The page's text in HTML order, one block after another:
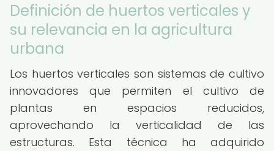
Definición de huertos verticales y
su relevancia en la agricultura
urbana
Los huertos verticales son sistemas de cultivo
innovadores que permiten el cultivo de
plantas en espacios reducidos,
aprovechando la verticalidad de las
estructuras. Esta técnica ha adquirido